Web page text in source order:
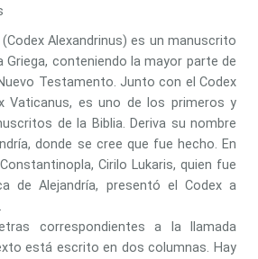
(Codex Alexandrinus) es un manuscrito
Griega, conteniendo la mayor parte de
Testamento. Junto con el Codex
Vaticanus, es uno de los primeros y
de la Biblia. Deriva su nombre
donde se cree que fue hecho. En
Cirilo Lukaris, quien fue
de Alejandría, presentó el Codex a
correspondientes a la llamada
está escrito en dos columnas. Hay